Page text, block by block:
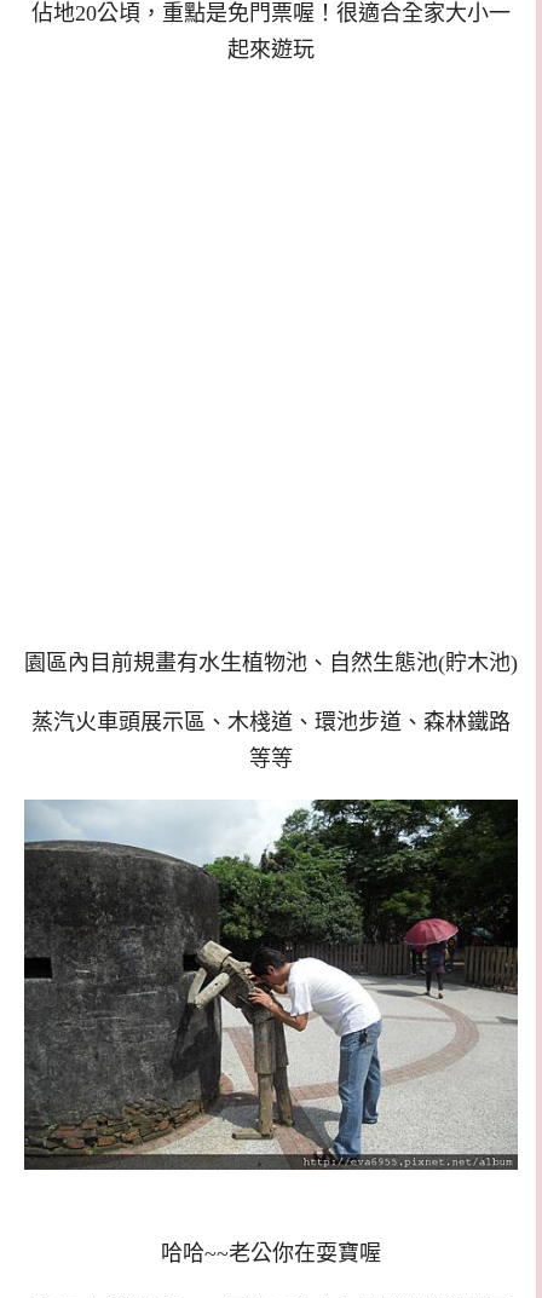
佔地20公頃，重點是免門票喔！很適合全家大小一
起來遊玩
園區內目前規畫有水生植物池、自然生態池(貯木池)
蒸汽火車頭展示區、木棧道、環池步道、森林鐵路
等等
哈哈~~老公你在耍寶喔